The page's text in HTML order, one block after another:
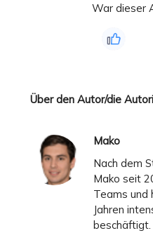
War dieser
Über den Autor/die
Mako
Nach dem
Mako seit
Teams und
Jahren